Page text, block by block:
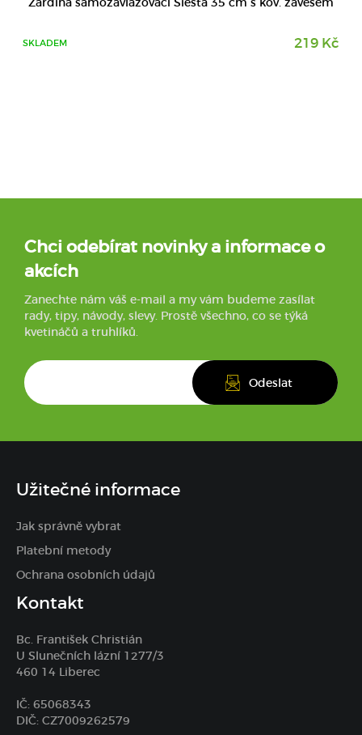
SKLADEM 219 Kč
Chci odebírat novinky a informace o
akcích
Zanechte nám váš e-mail a my vám budeme zasílat
rady, tipy, návody, slevy. Prostě všechno, co se týká
kvetináčů a truhlíků.
Užitečné informace
Jak správně vybrat
Platební metody
Ochrana osobních údajů
Kontakt
Bc. František Christián
U Slunečních lázní 1277/3
460 14 Liberec
IČ: 65068343
DIČ: CZ7009262579